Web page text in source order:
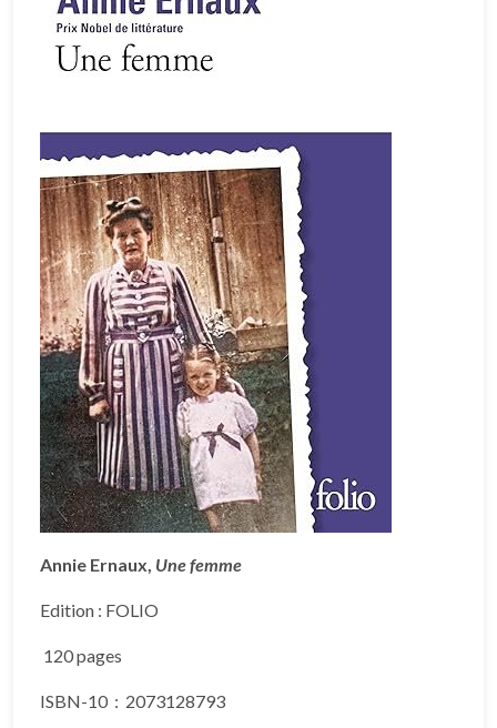
Annie Ernaux, Une femme
Edition : FOLIO
120 pages
ISBN-10 ‏ : ‎ 2073128793